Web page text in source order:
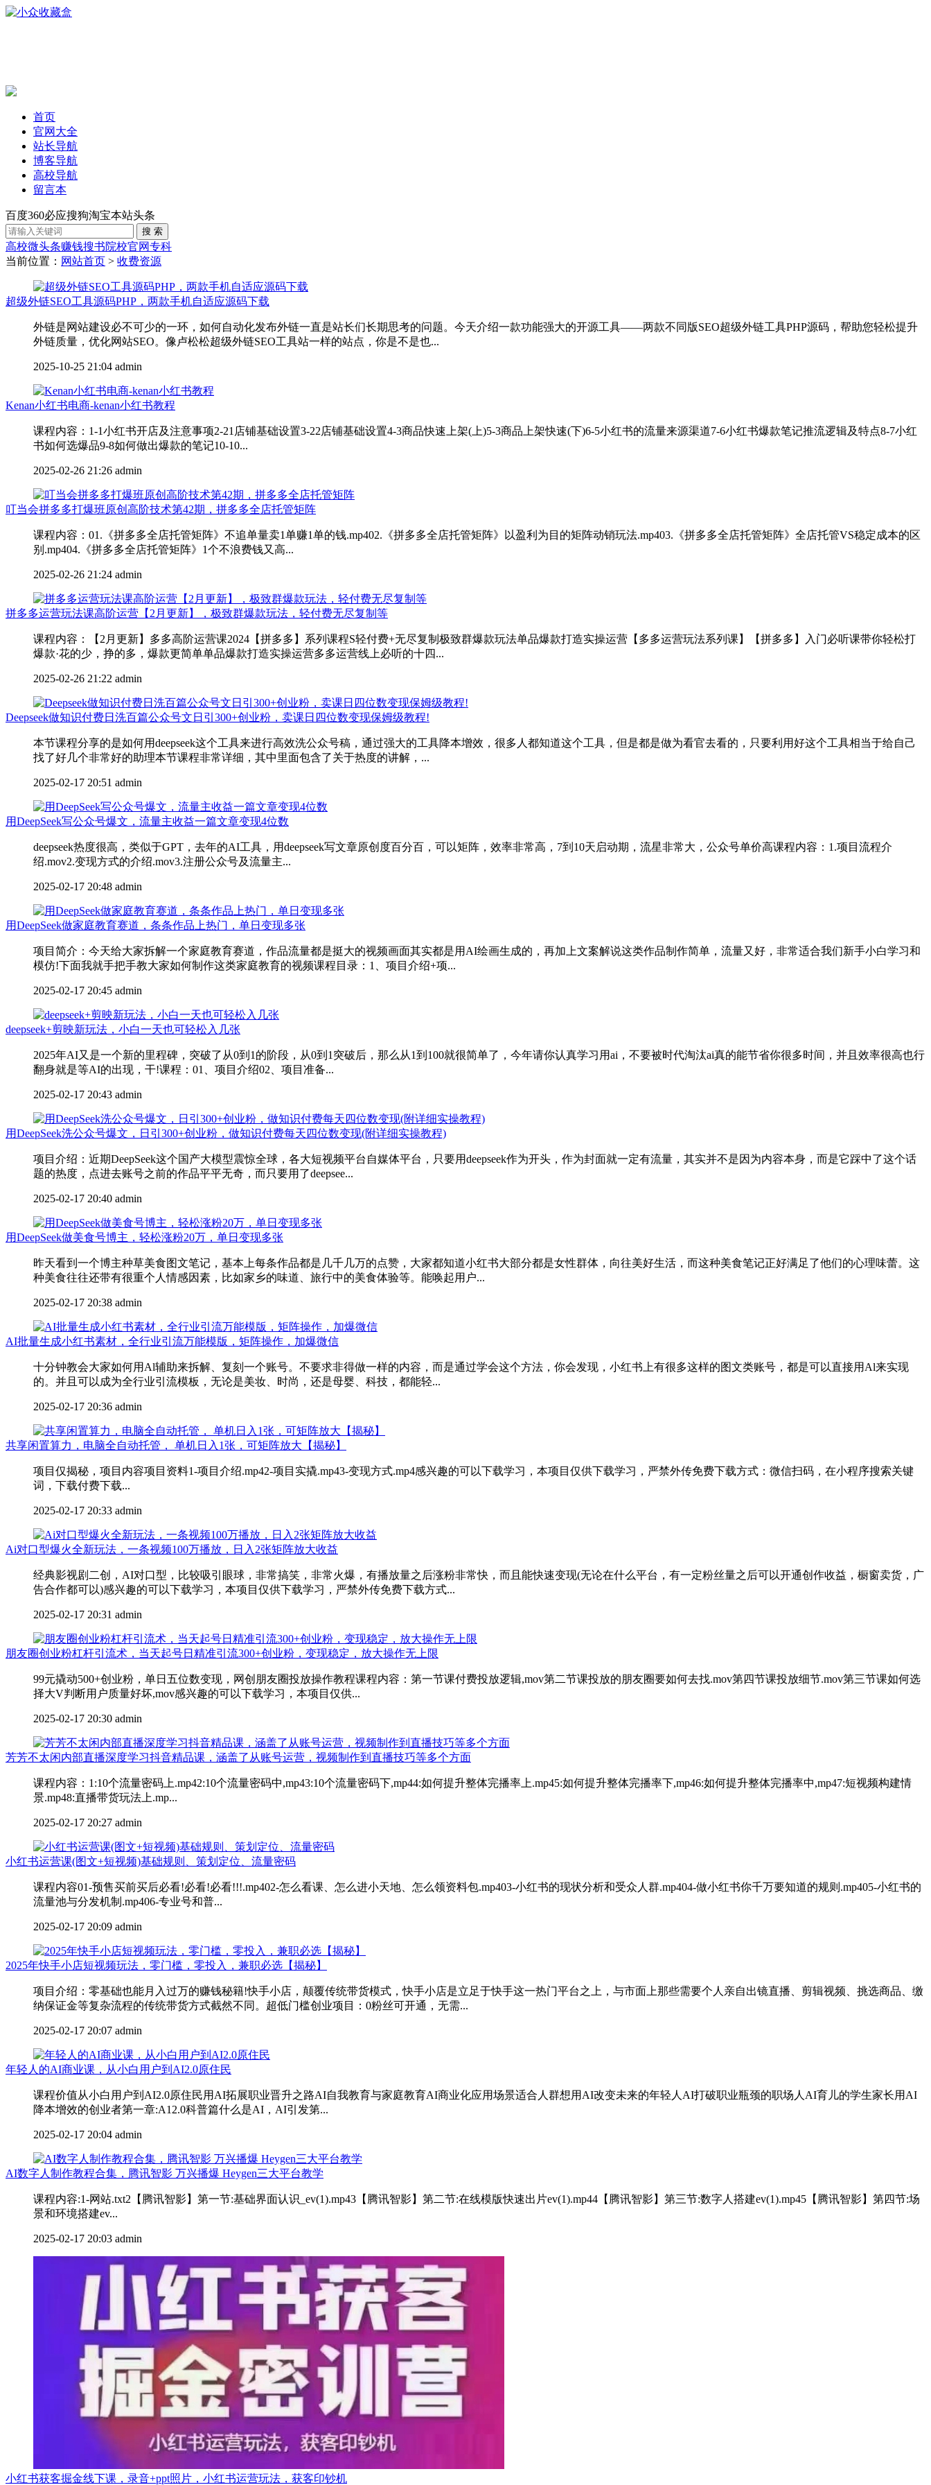
首页
官网大全
站长导航
博客导航
高校导航
留言本
百度360必应搜狗淘宝本站头条
高校微头条赚钱搜书院校官网专科
当前位置： 网站首页 > 收费资源
超级外链SEO工具源码PHP，两款手机自适应源码下载
外链是网站建设必不可少的一环，如何自动化发布外链一直是站长们长期思考的问题。今天介绍一款功能强大的开源工具——两款不同版SEO超级外链工具PHP源码，帮助您轻松提升
外链质量，优化网站SEO。像卢松松超级外链SEO工具站一样的站点，你是不是也...
2025-10-25 21:04 admin
Kenan小红书电商-kenan小红书教程
课程内容：1-1小红书开店及注意事项2-21店铺基础设置3-22店铺基础设置4-3商品快速上架(上)5-3商品上架快速(下)6-5小红书的流量来源渠道7-6小红书爆款笔记推流逻辑及特点8-7小红
书如何选爆品9-8如何做出爆款的笔记10-10...
2025-02-26 21:26 admin
叮当会拼多多打爆班原创高阶技术第42期，拼多多全店托管矩阵
课程内容：01.《拼多多全店托管矩阵》不追单量卖1单赚1单的钱.mp402.《拼多多全店托管矩阵》以盈利为目的矩阵动销玩法.mp403.《拼多多全店托管矩阵》全店托管VS稳定成本的区
别.mp404.《拼多多全店托管矩阵》1个不浪费钱又高...
2025-02-26 21:24 admin
拼多多运营玩法课高阶运营【2月更新】，极致群爆款玩法，轻付费无尽复制等
课程内容：【2月更新】多多高阶运营课2024【拼多多】系列课程S轻付费+无尽复制极致群爆款玩法单品爆款打造实操运营【多多运营玩法系列课】【拼多多】入门必听课带你轻松打
爆款·花的少，挣的多，爆款更简单单品爆款打造实操运营多多运营线上必听的十四...
2025-02-26 21:22 admin
Deepseek做知识付费日洗百篇公众号文日引300+创业粉，卖课日四位数变现保姆级教程!
本节课程分享的是如何用deepseek这个工具来进行高效洗公众号稿，通过强大的工具降本增效，很多人都知道这个工具，但是都是做为看官去看的，只要利用好这个工具相当于给自己
找了好几个非常好的助理本节课程非常详细，其中里面包含了关于热度的讲解，...
2025-02-17 20:51 admin
用DeepSeek写公众号爆文，流量主收益一篇文章变现4位数
deepseek热度很高，类似于GPT，去年的AI工具，用deepseek写文章原创度百分百，可以矩阵，效率非常高，7到10天启动期，流星非常大，公众号单价高课程内容：1.项目流程介
绍.mov2.变现方式的介绍.mov3.注册公众号及流量主...
2025-02-17 20:48 admin
用DeepSeek做家庭教育赛道，条条作品上热门，单日变现多张
项目简介：今天给大家拆解一个家庭教育赛道，作品流量都是挺大的视频画面其实都是用AI绘画生成的，再加上文案解说这类作品制作简单，流量又好，非常适合我们新手小白学习和
模仿!下面我就手把手教大家如何制作这类家庭教育的视频课程目录：1、项目介绍+项...
2025-02-17 20:45 admin
deepseek+剪映新玩法，小白一天也可轻松入几张
2025年AI又是一个新的里程碑，突破了从0到1的阶段，从0到1突破后，那么从1到100就很简单了，今年请你认真学习用ai，不要被时代淘汰ai真的能节省你很多时间，并且效率很高也行
翻身就是等AI的出现，干!课程：01、项目介绍02、项目准备...
2025-02-17 20:43 admin
用DeepSeek洗公众号爆文，日引300+创业粉，做知识付费每天四位数变现(附详细实操教程)
项目介绍：近期DeepSeek这个国产大模型震惊全球，各大短视频平台自媒体平台，只要用deepseek作为开头，作为封面就一定有流量，其实并不是因为内容本身，而是它踩中了这个话
题的热度，点进去账号之前的作品平平无奇，而只要用了deepsee...
2025-02-17 20:40 admin
用DeepSeek做美食号博主，轻松涨粉20万，单日变现多张
昨天看到一个博主种草美食图文笔记，基本上每条作品都是几千几万的点赞，大家都知道小红书大部分都是女性群体，向往美好生活，而这种美食笔记正好满足了他们的心理味蕾。这
种美食往往还带有很重个人情感因素，比如家乡的味道、旅行中的美食体验等。能唤起用户...
2025-02-17 20:38 admin
AI批量生成小红书素材，全行业引流万能模版，矩阵操作，加爆微信
十分钟教会大家如何用Al辅助来拆解、复刻一个账号。不要求非得做一样的内容，而是通过学会这个方法，你会发现，小红书上有很多这样的图文类账号，都是可以直接用Al来实现
的。并且可以成为全行业引流模板，无论是美妆、时尚，还是母婴、科技，都能轻...
2025-02-17 20:36 admin
共享闲置算力，电脑全自动托管， 单机日入1张，可矩阵放大【揭秘】
项目仅揭秘，项目内容项目资料1-项目介绍.mp42-项目实撬.mp43-变现方式.mp4感兴趣的可以下载学习，本项目仅供下载学习，严禁外传免费下载方式：微信扫码，在小程序搜索关键
词，下载付费下载...
2025-02-17 20:33 admin
Ai对口型爆火全新玩法，一条视频100万播放，日入2张矩阵放大收益
经典影视剧二创，AI对口型，比较吸引眼球，非常搞笑，非常火爆，有播放量之后涨粉非常快，而且能快速变现(无论在什么平台，有一定粉丝量之后可以开通创作收益，橱窗卖货，广
告合作都可以)感兴趣的可以下载学习，本项目仅供下载学习，严禁外传免费下载方式...
2025-02-17 20:31 admin
朋友圈创业粉杠杆引流术，当天起号日精准引流300+创业粉，变现稳定，放大操作无上限
99元撬动500+创业粉，单日五位数变现，网创朋友圈投放操作教程课程内容：第一节课付费投放逻辑,mov第二节课投放的朋友圈要如何去找.mov第四节课投放细节.mov第三节课如何选
择大V判断用户质量好坏,mov感兴趣的可以下载学习，本项目仅供...
2025-02-17 20:30 admin
芳芳不太闲内部直播深度学习抖音精品课，涵盖了从账号运营，视频制作到直播技巧等多个方面
课程内容：1:10个流量密码上.mp42:10个流量密码中,mp43:10个流量密码下,mp44:如何提升整体完播率上.mp45:如何提升整体完播率下,mp46:如何提升整体完播率中,mp47:短视频构建情
景.mp48:直播带货玩法上.mp...
2025-02-17 20:27 admin
小红书运营课(图文+短视频)基础规则、策划定位、流量密码
课程内容01-预售买前买后必看!必看!必看!!!.mp402-怎么看课、怎么进小天地、怎么领资料包.mp403-小红书的现状分析和受众人群.mp404-做小红书你千万要知道的规则.mp405-小红书的
流量池与分发机制.mp406-专业号和普...
2025-02-17 20:09 admin
2025年快手小店短视频玩法，零门槛，零投入，兼职必选【揭秘】
项目介绍：零基础也能月入过万的赚钱秘籍!快手小店，颠覆传统带货模式，快手小店是立足于快手这一热门平台之上，与市面上那些需要个人亲自出镜直播、剪辑视频、挑选商品、缴
纳保证金等复杂流程的传统带货方式截然不同。超低门槛创业项目：0粉丝可开通，无需...
2025-02-17 20:07 admin
年轻人的AI商业课，从小白用户到AI2.0原住民
课程价值从小白用户到AI2.0原住民用AI拓展职业晋升之路AI自我教育与家庭教育AI商业化应用场景适合人群想用AI改变未来的年轻人AI打破职业瓶颈的职场人AI育儿的学生家长用AI
降本增效的创业者第一章:A12.0科普篇什么是AI，AI引发第...
2025-02-17 20:04 admin
AI数字人制作教程合集，腾讯智影 万兴播爆 Heygen三大平台教学
课程内容:1-网站.txt2【腾讯智影】第一节:基础界面认识_ev(1).mp43【腾讯智影】第二节:在线模版快速出片ev(1).mp44【腾讯智影】第三节:数字人搭建ev(1).mp45【腾讯智影】第四节:场
景和环境搭建ev...
2025-02-17 20:03 admin
小红书获客掘金线下课，录音+ppt照片，小红书运营玩法，获客印钞机